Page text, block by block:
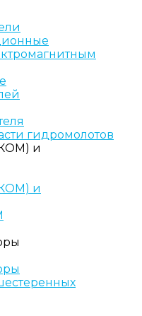
гидромолотов
и
и